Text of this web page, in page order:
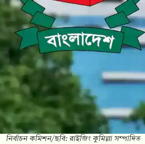
নির্বাচন কমিশন/ছবি: রাইজিং কুমিল্লা সম্পাদিত